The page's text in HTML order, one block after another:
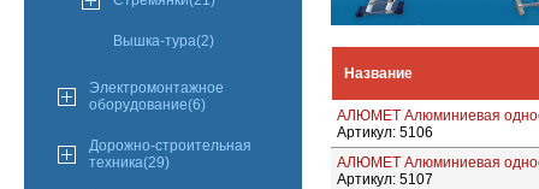
Вышка-тура(2)
Электромонтажное
оборудование(6)
Дорожно-строительная
техника(29)
Название
АЛЮМЕТ Алюминиевая
Артикул: 5106
АЛЮМЕТ Алюминиевая
Артикул: 5107